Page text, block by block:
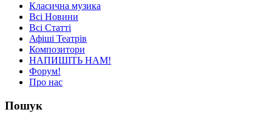
Класична музика
Всі Новини
Всі Статті
Афіші Театрів
Композитори
НАПИШІТЬ НАМ!
Форум!
Про нас
Пошук